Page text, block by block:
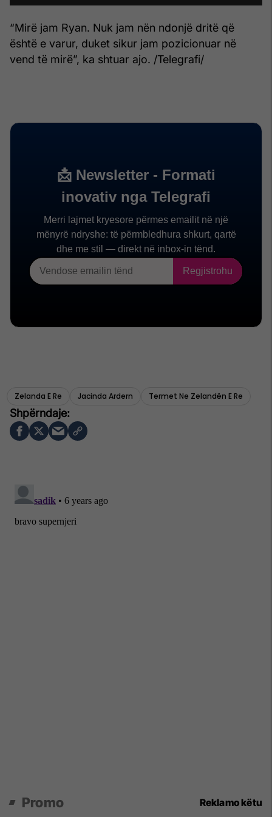
“Mirë jam Ryan. Nuk jam nën ndonjë dritë që
është e varur, duket sikur jam pozicionuar në
vend të mirë”, ka shtuar ajo. /Telegrafi/
Zelanda E Re Jacinda Ardern Termet Ne Zelandën E Re
Promo Reklamo këtu